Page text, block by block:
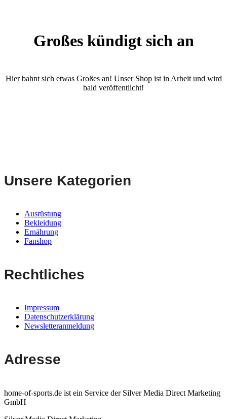
Großes kündigt sich an
Hier bahnt sich etwas Großes an! Unser Shop ist in Arbeit und wird
bald veröffentlicht!
Unsere Kategorien
Ausrüstung
Bekleidung
Ernährung
Fanshop
Rechtliches
Impressum
Datenschutzerklärung
Newsletteranmeldung
Adresse
home-of-sports.de ist ein Service der Silver Media Direct Marketing
GmbH